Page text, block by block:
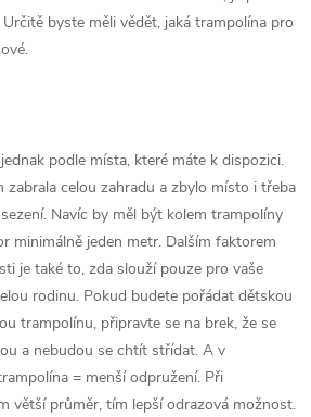
byste měli vědět, jaká trampolína pro
podle místa, které máte k dispozici.
zabrala celou zahradu a zbylo místo i třeba
Navíc by měl být kolem trampolíny
minimálně jeden metr. Dalším faktorem
je také to, zda slouží pouze pro vaše
rodinu. Pokud budete pořádat dětskou
trampolínu, připravte se na brek, že se
a nebudou se chtít střídat. A v
= menší odpružení. Při
větší průměr, tím lepší odrazová možnost.